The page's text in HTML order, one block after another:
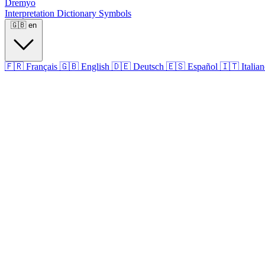
Dremyo
Interpretation Dictionary Symbols
🇬🇧 en
🇫🇷 Français 🇬🇧 English 🇩🇪 Deutsch 🇪🇸 Español 🇮🇹